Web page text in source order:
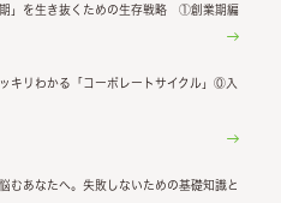
」を生き抜くための生存戦略 ①創業期編
キリわかる「コーポレートサイクル」⓪入
むあなたへ。失敗しないための基礎知識と